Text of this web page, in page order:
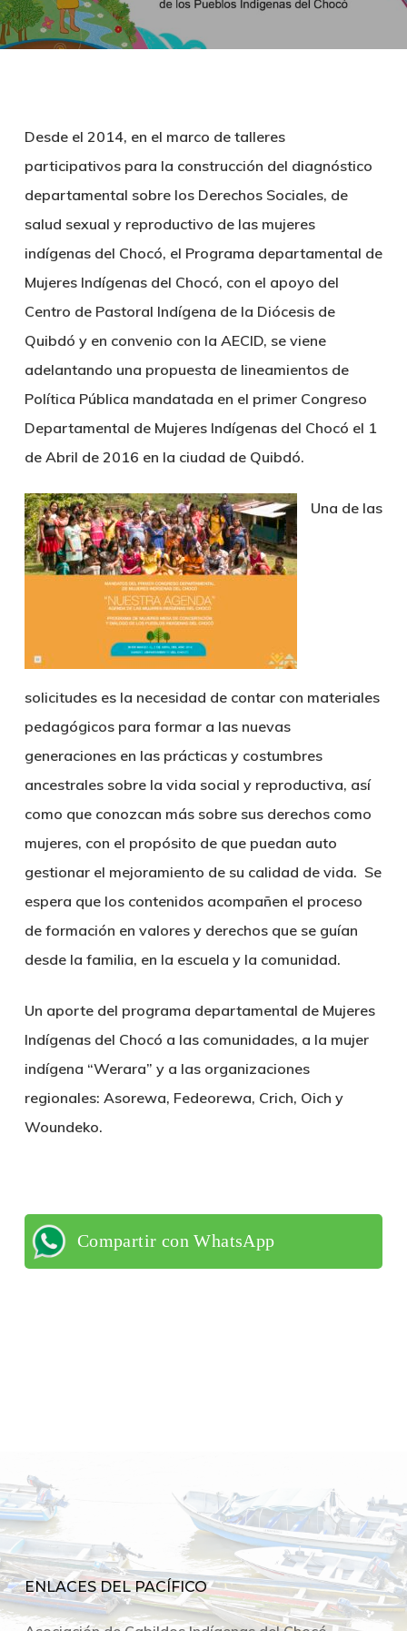
Desde el 2014, en el marco de talleres
participativos para la construcción del diagnóstico
departamental sobre los Derechos Sociales, de
salud sexual y reproductivo de las mujeres
indígenas del Chocó, el Programa departamental de
Mujeres Indígenas del Chocó, con el apoyo del
Centro de Pastoral Indígena de la Diócesis de
Quibdó y en convenio con la AECID, se viene
adelantando una propuesta de lineamientos de
Política Pública mandatada en el primer Congreso
Departamental de Mujeres Indígenas del Chocó el 1
de Abril de 2016 en la ciudad de Quibdó.
Una de las
solicitudes es la necesidad de contar con materiales
pedagógicos para formar a las nuevas
generaciones en las prácticas y costumbres
ancestrales sobre la vida social y reproductiva, así
como que conozcan más sobre sus derechos como
mujeres, con el propósito de que puedan auto
gestionar el mejoramiento de su calidad de vida. Se
espera que los contenidos acompañen el proceso
de formación en valores y derechos que se guían
desde la familia, en la escuela y la comunidad.
Un aporte del programa departamental de Mujeres
Indígenas del Chocó a las comunidades, a la mujer
indígena “Werara” y a las organizaciones
regionales: Asorewa, Fedeorewa, Crich, Oich y
Woundeko.
Compartir con WhatsApp
ENLACES DEL PACÍFICO